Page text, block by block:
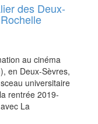
des Deux-
au cinéma
en Deux-Sèvres,
universitaire
rentrée 2019-
La